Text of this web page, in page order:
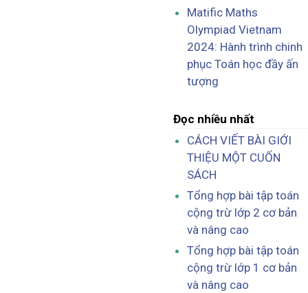
Matific Maths
Olympiad Vietnam
2024: Hành trình chinh
phục Toán học đầy ấn
tượng
Đọc nhiều nhất
CÁCH VIẾT BÀI GIỚI
THIỆU MỘT CUỐN
SÁCH
Tổng hợp bài tập toán
cộng trừ lớp 2 cơ bản
và nâng cao
Tổng hợp bài tập toán
cộng trừ lớp 1 cơ bản
và nâng cao